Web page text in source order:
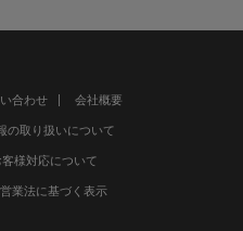
合わせ 会社概要
の取り扱いについて
客様対応について
業法に基づく表示